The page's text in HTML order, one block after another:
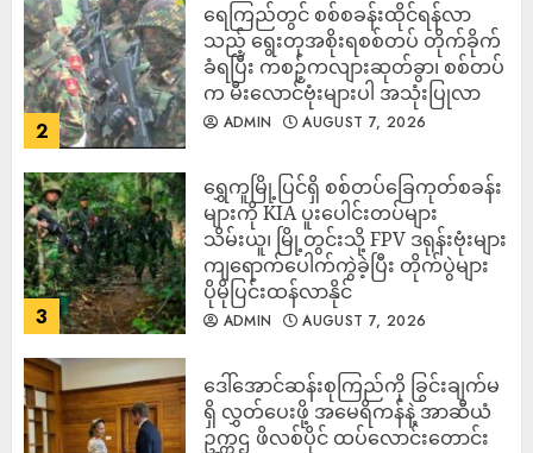
2
ရေကြည်တွင် စစ်စခန်းထိုင်ရန်လာ
သည့် ရွေးတုအစိုးရစစ်တပ် တိုက်ခိုက်
ခံရပြီး ကစဉ့်ကလျားဆုတ်ခွာ၊ စစ်တပ်
က မီးလောင်ဗုံးများပါ အသုံးပြုလာ
ADMIN AUGUST 7, 2026
3
‎ရွှေကူမြို့ပြင်ရှိ စစ်တပ်ခြေကုတ်စခန်း
များကို KIA ပူးပေါင်းတပ်များ
သိမ်းယူ၊ မြို့တွင်းသို့ FPV ဒရုန်းဗုံးများ
ကျရောက်ပေါက်ကွဲခဲ့ပြီး တိုက်ပွဲများ
ပိုမိုပြင်းထန်လာနိုင်
ADMIN AUGUST 7, 2026
ဒေါ်အောင်ဆန်းစုကြည်ကို ခြွင်းချက်မ
ရှိ လွှတ်ပေးဖို့ အမေရိကန်နဲ့ အာဆီယံ
ဥက္ကဌ ဖိလစ်ပိုင် ထပ်လောင်းတောင်း